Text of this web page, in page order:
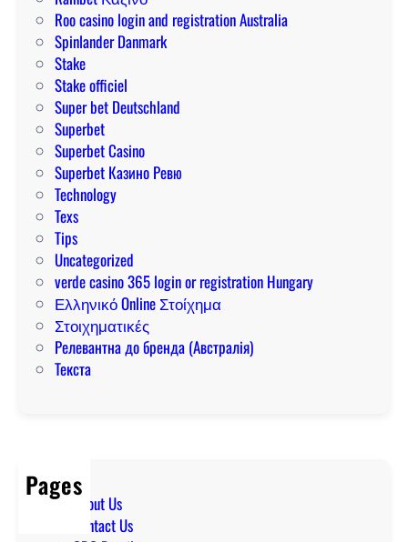
Roo casino login and registration Australia
Spinlander Danmark
Stake
Stake officiel
Super bet Deutschland
Superbet
Superbet Casino
Superbet Казино Ревю
Technology
Texs
Tips
Uncategorized
verde casino 365 login or registration Hungary
Ελληνικό Online Στοίχημα
Στοιχηματικές
Релевантна до бренда (Австралія)
Текста
Pages
About Us
Contact Us